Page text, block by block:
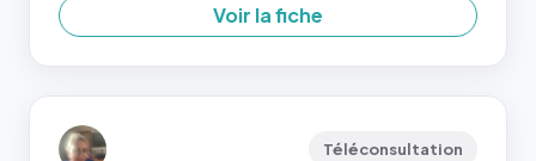
Voir la fiche
Téléconsultation